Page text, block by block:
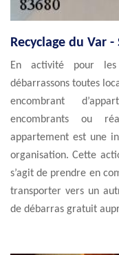
Recyclage du Var
En activité pour
débarrassons toutes
encombrant
encombrants ou
appartement est une
organisation. Cette
s’agit de prendre en
transporter vers un
de débarras gratuit